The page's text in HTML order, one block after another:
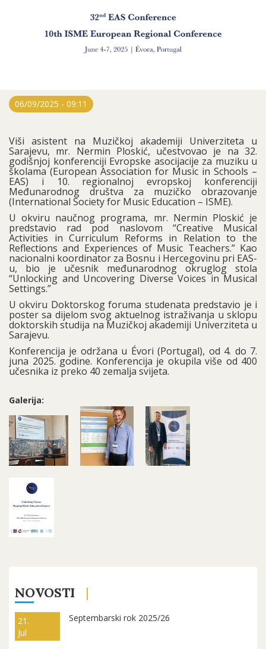
06/09/2025 - 09:11
Viši asistent na Muzičkoj akademiji Univerziteta u
Sarajevu, mr. Nermin Ploskić, učestvovao je na 32.
godišnjoj konferenciji Evropske asocijacije za muziku u
školama (European Association for Music in Schools –
EAS) i 10. regionalnoj evropskoj konferenciji
Međunarodnog društva za muzičko obrazovanje
(International Society for Music Education – ISME).
U okviru naučnog programa, mr. Nermin Ploskić je
predstavio rad pod naslovom “Creative Musical
Activities in Curriculum Reforms in Relation to the
Reflections and Experiences of Music Teachers.” Kao
nacionalni koordinator za Bosnu i Hercegovinu pri EAS-
u, bio je učesnik međunarodnog okruglog stola
“Unlocking and Uncovering Diverse Voices in Musical
Settings.”
U okviru Doktorskog foruma studenata predstavio je i
poster sa dijelom svog aktuelnog istraživanja u sklopu
doktorskih studija na Muzičkoj akademiji Univerziteta u
Sarajevu.
Konferencija je održana u Évori (Portugal), od 4. do 7.
juna 2025. godine. Konferencija je okupila više od 400
učesnika iz preko 40 zemalja svijeta.
Galerija:
NOVOSTI
21.
Jul
Septembarski rok 2025/26